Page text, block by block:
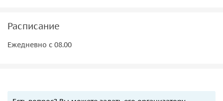
Расписание
Ежедневно с 08.00